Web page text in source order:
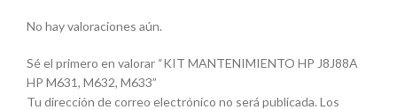
No hay valoraciones aún.
Sé el primero en valorar “KIT MANTENIMIENTO HP J8J88A
HP M631, M632, M633”
Tu dirección de correo electrónico no será publicada. Los